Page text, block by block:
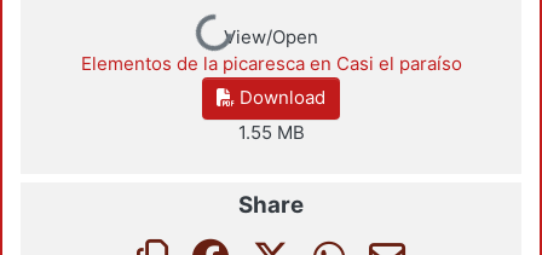
Loading...
View/Open
Elementos de la picaresca en Casi el paraíso
Download
1.55 MB
Share